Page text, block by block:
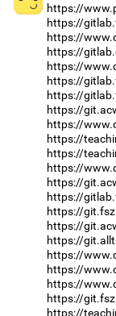
https://
https://
https://
https://
https://
https://
https://
https://
https://
https://
https://
https://
https://
https://
https://
https://
https://
https://
https://
https://
https://
https://